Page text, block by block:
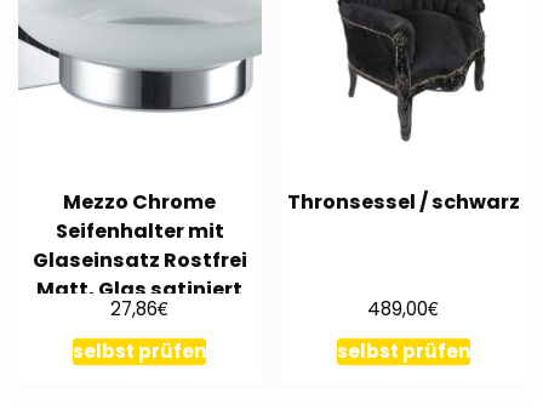
Mezzo Chrome
Seifenhalter mit
Glaseinsatz Rostfrei
Matt, Glas satiniert
27,86€
selbst prüfen
Thronsessel / schwarz
489,00€
selbst prüfen